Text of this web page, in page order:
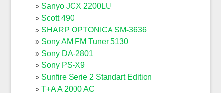
Sanyo JCX 2200LU
Scott 490
SHARP OPTONICA SM-3636
Sony AM FM Tuner 5130
Sony DA-2801
Sony PS-X9
Sunfire Serie 2 Standart Edition
T+A A 2000 AC